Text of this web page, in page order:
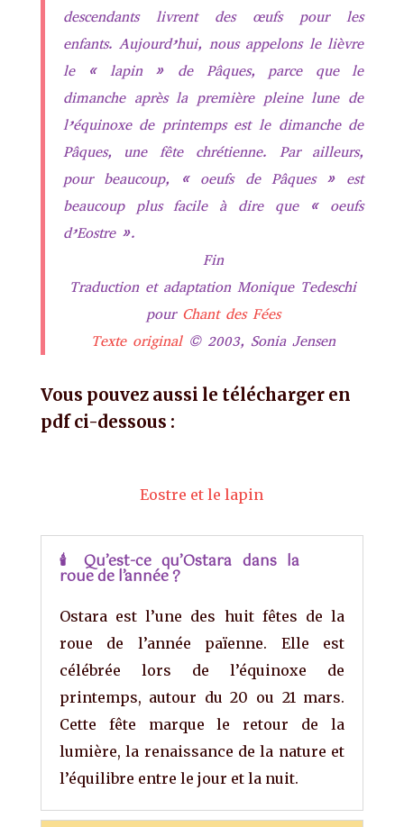
descendants livrent des œufs pour les
enfants. Aujourd’hui, nous appelons le lièvre
le « lapin » de Pâques, parce que le
dimanche après la première pleine lune de
l’équinoxe de printemps est le dimanche de
Pâques, une fête chrétienne. Par ailleurs,
pour beaucoup, « oeufs de Pâques » est
beaucoup plus facile à dire que « oeufs
d’Eostre ».
Fin
Traduction et adaptation Monique Tedeschi
pour Chant des Fées
Texte original© 2003, Sonia Jensen
Vous pouvez aussi le télécharger en
pdf ci-dessous :
Eostre et le lapin
🕯 Qu’est-ce qu’Ostara dans la
roue de l’année ?
Ostara est l’une des huit fêtes de la
roue de l’année païenne. Elle est
célébrée lors de l’équinoxe de
printemps, autour du 20 ou 21 mars.
Cette fête marque le retour de la
lumière, la renaissance de la nature et
l’équilibre entre le jour et la nuit.